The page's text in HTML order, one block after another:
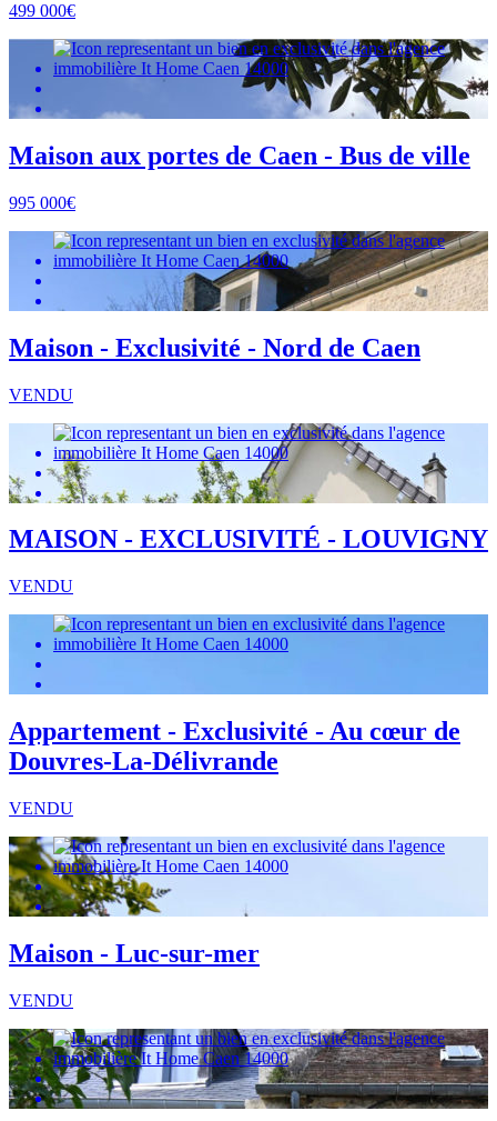
499 000€
Maison aux portes de Caen - Bus de ville
995 000€
Maison - Exclusivité - Nord de Caen
VENDU
MAISON - EXCLUSIVITÉ - LOUVIGNY
VENDU
Appartement - Exclusivité - Au cœur de
Douvres-La-Délivrande
VENDU
Maison - Luc-sur-mer
VENDU